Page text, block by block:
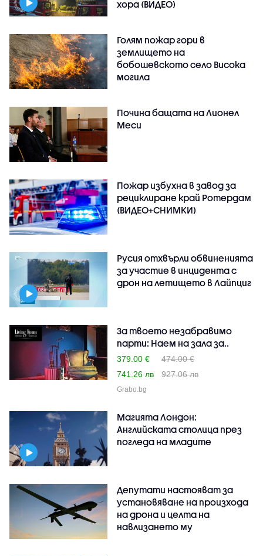
хора (ВИДЕО)
Голям пожар гори в
землището на
бобошевското село Висока
могила
Почина бащата на Лионел
Меси
Пожар избухна в завод за
рециклиране край Ротердам
(ВИДЕО+СНИМКИ)
Русия отхвърли обвиненията
за участие в инцидента с
дрон на летището в Лайпциг
За твоето незабравимо
парти: Наем на зала за..
379.00 €
474.00 €
741.26 лв
927.06 лв
Grabo.bg
Магията Лондон:
Английската столица през
погледа на младите
Депутати настояват за
установяване на произхода
на дрона и целта на
навлизането му